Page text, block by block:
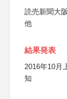
読売新聞大
他
結果発表
2016年10月
知